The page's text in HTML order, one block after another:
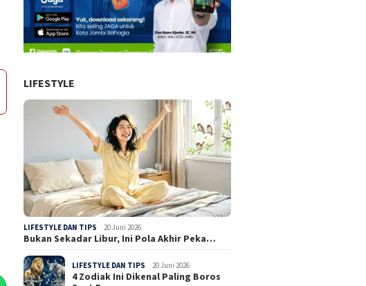
LIFESTYLE
LIFESTYLE DAN TIPS 20 Juni 2026
Bukan Sekadar Libur, Ini Pola Akhir Peka…
LIFESTYLE DAN TIPS 20 Juni 2026
4 Zodiak Ini Dikenal Paling Boros